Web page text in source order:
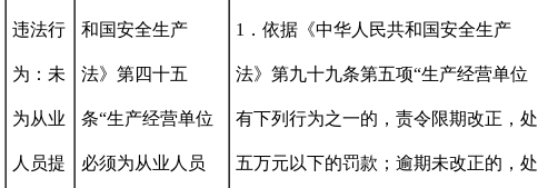
违法行
为：未
为从业
人员提
和国安全生产
法》第四十五
条“生产经营单位
必须为从业人员
1．依据《中华人民共和国安全生产
法》第九十九条第五项“生产经营单位
有下列行为之一的，责令限期改正，处
五万元以下的罚款；逾期未改正的，处